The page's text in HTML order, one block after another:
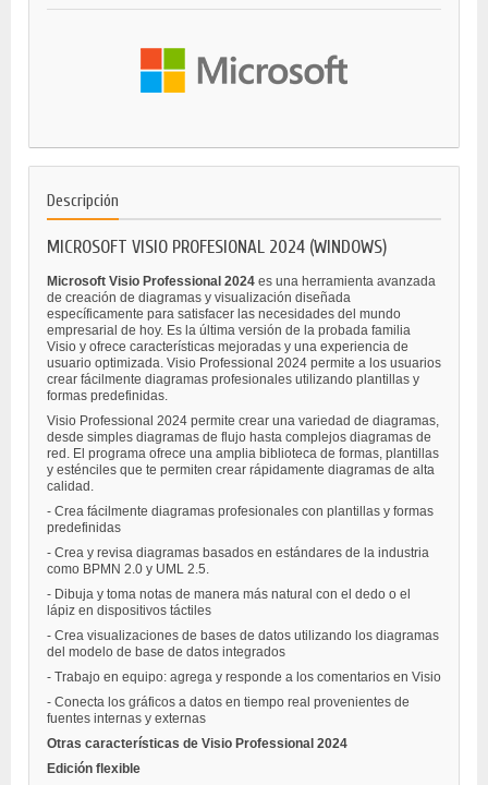
Descripción
MICROSOFT VISIO PROFESIONAL 2024 (WINDOWS)
Microsoft Visio Professional 2024 es una herramienta avanzada
de creación de diagramas y visualización diseñada
específicamente para satisfacer las necesidades del mundo
empresarial de hoy. Es la última versión de la probada familia
Visio y ofrece características mejoradas y una experiencia de
usuario optimizada. Visio Professional 2024 permite a los usuarios
crear fácilmente diagramas profesionales utilizando plantillas y
formas predefinidas.
Visio Professional 2024 permite crear una variedad de diagramas,
desde simples diagramas de flujo hasta complejos diagramas de
red. El programa ofrece una amplia biblioteca de formas, plantillas
y esténciles que te permiten crear rápidamente diagramas de alta
calidad.
- Crea fácilmente diagramas profesionales con plantillas y formas
predefinidas
- Crea y revisa diagramas basados en estándares de la industria
como BPMN 2.0 y UML 2.5.
- Dibuja y toma notas de manera más natural con el dedo o el
lápiz en dispositivos táctiles
- Crea visualizaciones de bases de datos utilizando los diagramas
del modelo de base de datos integrados
- Trabajo en equipo: agrega y responde a los comentarios en Visio
- Conecta los gráficos a datos en tiempo real provenientes de
fuentes internas y externas
Otras características de Visio Professional 2024
Edición flexible